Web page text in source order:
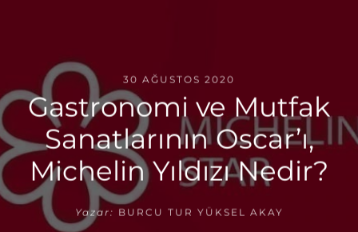
30 AĞUSTOS 2020
Gastronomi ve Mutfak
Sanatlarının Oscar’ı,
Michelin Yıldızı Nedir?
Yazar: BURCU TUR YÜKSEL AKAY